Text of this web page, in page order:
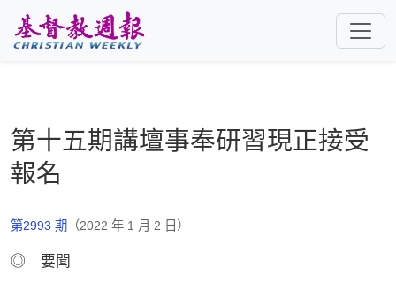
第十五期講壇事奉研習現正接受
報名
第2993 期 （2022 年 1 月 2 日）
◎ 要聞